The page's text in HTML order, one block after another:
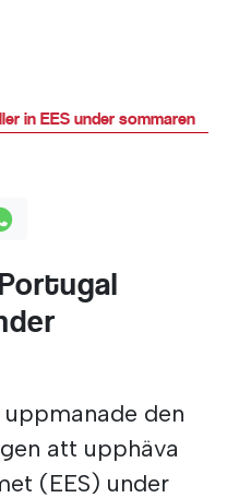
in EES under sommaren
uppmanade den
att upphäva
(EES) under